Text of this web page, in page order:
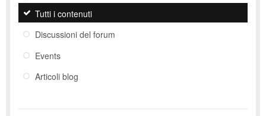
Tutti i contenuti
Discussioni del forum
Events
Articoli blog